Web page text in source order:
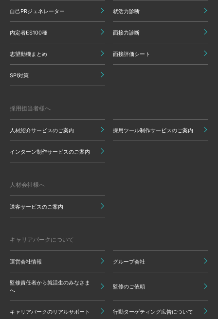
自己PRジェネレーター 就活力診断
内定者ES100種 面接力診断
志望動機まとめ 面接評価シート
SPI対策
採用担当者様へ
人材紹介サービスのご案内 採用ツール制作サービスのご案内
インターン制作サービスのご案内
人材会社様へ
送客サービスのご案内
キャリアパークについて
運営会社情報 グループ会社
監修責任者から就活生のみなさま
へ
監修のご依頼
キャリアパークのリアルサポート 行動ターゲティング広告について